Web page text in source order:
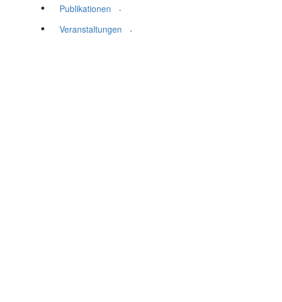
Publikationen
.
Veranstaltungen
.